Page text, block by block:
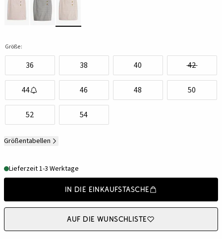
Größe:
36 38 40 42
44 46 48 50
52 54
Größentabellen
Lieferzeit 1-3 Werktage
In die Einkaufstasche
Auf die Wunschliste